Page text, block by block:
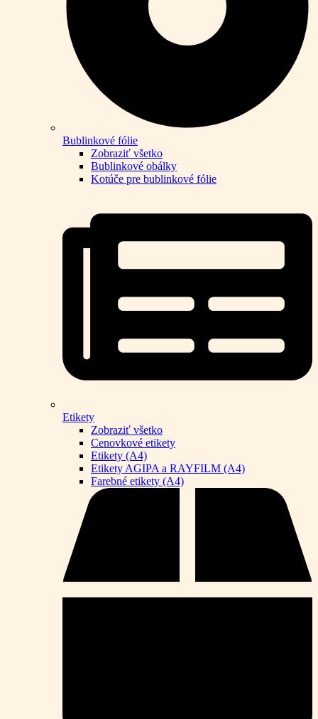
Bublinkové fólie
Zobraziť všetko
Bublinkové obálky
Kotúče pre bublinkové fólie
Etikety
Zobraziť všetko
Cenovkové etikety
Etikety (A4)
Etikety AGIPA a RAYFILM (A4)
Farebné etikety (A4)